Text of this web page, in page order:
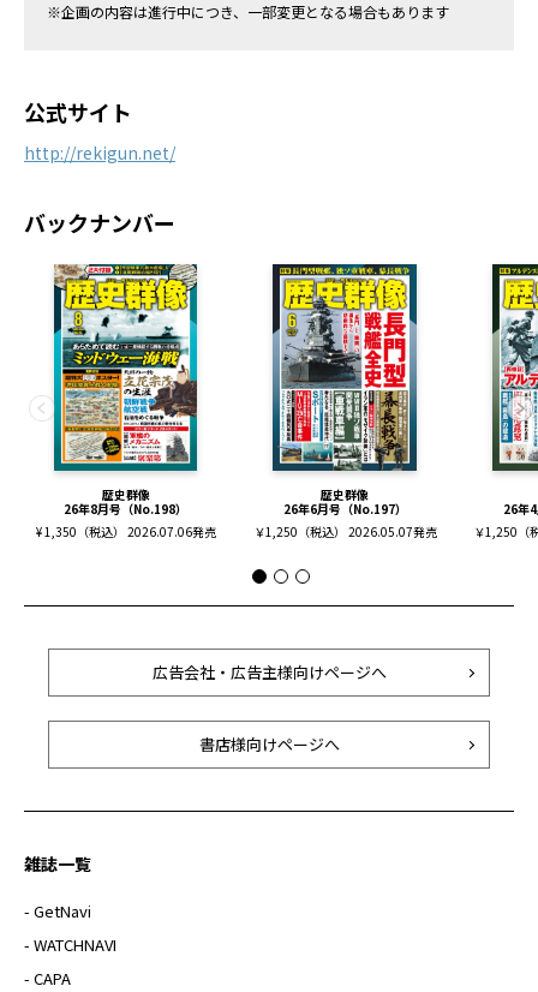
※企画の内容は進行中につき、一部変更となる場合もあります
公式サイト
http://rekigun.net/
バックナンバー
歴史群像
26年8月号（No.198）
¥ 1,350（税込） 2026.07.06発売
歴史群像
26年6月号（No.197）
￥1,250（税込） 2026.05.07発売
26年
￥1,250（
広告会社・広告主様向けページへ
書店様向けページへ
雑誌一覧
- GetNavi
- WATCHNAVI
- CAPA